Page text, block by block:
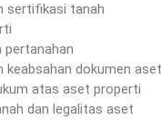
sertifikasi tanah
pertanahan
keabsahan dokumen aset
atas aset properti
dan legalitas aset
dari solusi bagi
daya manusianya.